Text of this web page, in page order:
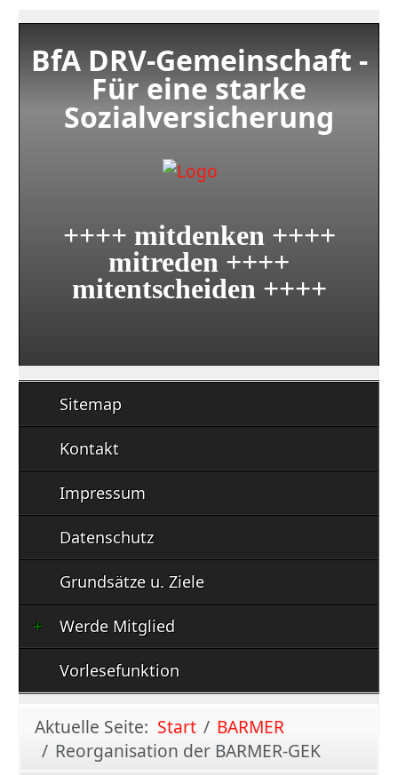
BfA DRV-Gemeinschaft -
Für eine starke
Sozialversicherung
++++ mitdenken ++++
mitreden ++++
mitentscheiden ++++
Sitemap
Kontakt
Impressum
Datenschutz
Grundsätze u. Ziele
Werde Mitglied
Vorlesefunktion
Aktuelle Seite: Start
BARMER
Reorganisation der BARMER-GEK